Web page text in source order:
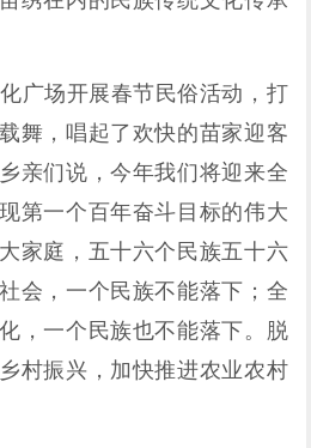
场开展春节民俗活动，打
舞，唱起了欢快的苗家迎客
亲们说，今年我们将迎来全
第一个百年奋斗目标的伟大
家庭，五十六个民族五十六
会，一个民族不能落下；全
，一个民族也不能落下。脱
村振兴，加快推进农业农村